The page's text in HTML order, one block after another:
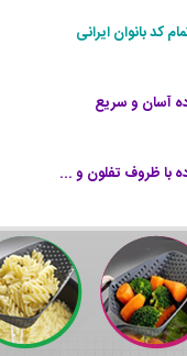
کد بانوان ایرانی
آسان و سریع
با ظروف تفلون و ...